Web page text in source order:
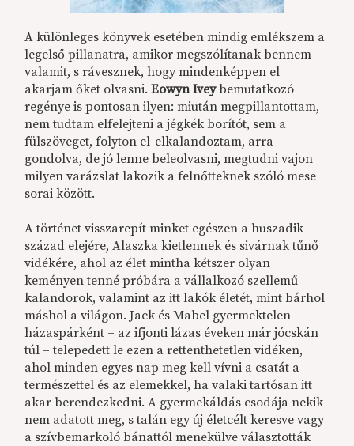
A különleges könyvek esetében mindig emlékszem a
legelső pillanatra, amikor megszólítanak bennem
valamit, s rávesznek, hogy mindenképpen el
akarjam őket olvasni.Eowyn Iveybemutatkozó
regénye is pontosan ilyen: miután megpillantottam,
nem tudtam elfelejteni a jégkék borítót, sem a
fülszöveget, folyton el-elkalandoztam, arra
gondolva, de jó lenne beleolvasni, megtudni vajon
milyen varázslat lakozik a felnőtteknek szóló mese
sorai között.
A történet visszarepít minket egészen a huszadik
század elejére, Alaszka kietlennek és sivárnak tűnő
vidékére, ahol az élet mintha kétszer olyan
keményen tenné próbára a vállalkozó szellemű
kalandorok, valamint az itt lakók életét, mint bárhol
máshol a világon. Jack és Mabel gyermektelen
házaspárként – az ifjonti lázas éveken már jócskán
túl – telepedett le ezen a rettenthetetlen vidéken,
ahol minden egyes nap meg kell vívni a csatát a
természettel és az elemekkel, ha valaki tartósan itt
akar berendezkedni. A gyermekáldás csodája nekik
nem adatott meg, s talán egy új életcélt keresve vagy
a szívbemarkoló bánattól menekülve választották